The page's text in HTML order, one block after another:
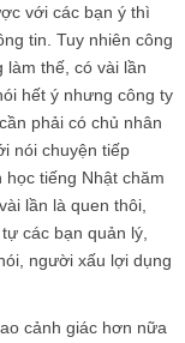
với các bạn ý thì
tin. Tuy nhiên công
làm thế, có vài lần
hết ý nhưng công ty
phải có chủ nhân
nói chuyện tiếp
tiếng Nhật chăm
lần là quen thôi,
các bạn quản lý,
người xấu lợi dụng
cảnh giác hơn nữa